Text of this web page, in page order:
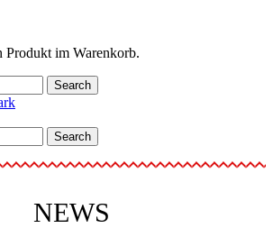
Produkt im Warenkorb.
NEWS